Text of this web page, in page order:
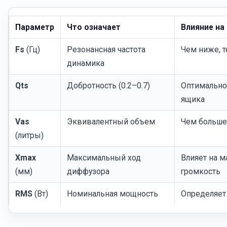
Параметр Что означает Влияние на
Fs (Гц)
Резонансная частота
динамика
Чем ниже,
Qts Добротность (0.2–0.7)
ящика
Vas
(литры)
Эквивалентный объем Чем
Xmax
(мм)
Максимальный ход
диффузора
Влияет на
громкость
RMS (Вт) Номинальная мощность